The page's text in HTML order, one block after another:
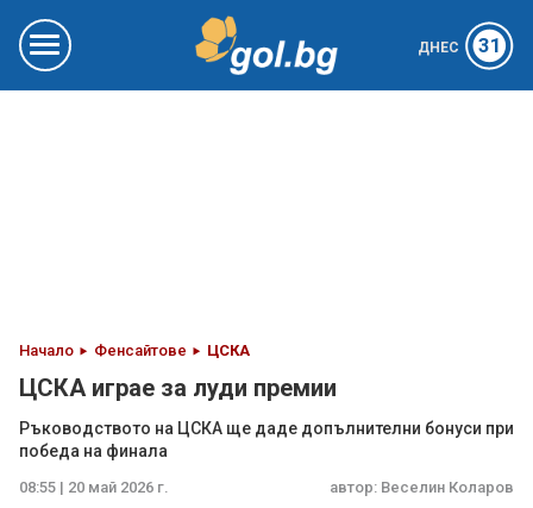
ДНЕС 31
Начало Фенсайтове ЦСКА
ЦСКА играе за луди премии
Ръководството на ЦСКА ще даде допълнителни бонуси при
победа на финала
08:55 | 20 май 2026 г. автор: Веселин Коларов